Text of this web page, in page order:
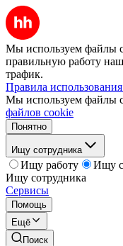
Мы используем файлы
правильную работу
трафик.
Правила
Мы используем файлы
файлов cookie
Понятно
Ищу сотрудника
Ищу работу
Ищу
Ищу сотрудника
Сервисы
Помощь
Ещё
Поиск